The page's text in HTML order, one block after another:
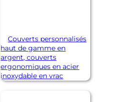
Couverts personnalisés
haut de gamme en
argent, couverts
ergonomiques en acier
inoxydable en vrac